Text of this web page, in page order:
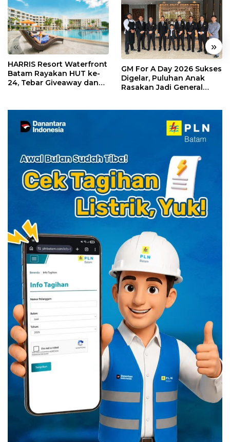
« »
HARRIS Resort Waterfront
Batam Rayakan HUT ke-
24, Tebar Giveaway dan
GM For A Day 2026 Sukses
Digelar, Puluhan Anak
Rasakan Jadi General